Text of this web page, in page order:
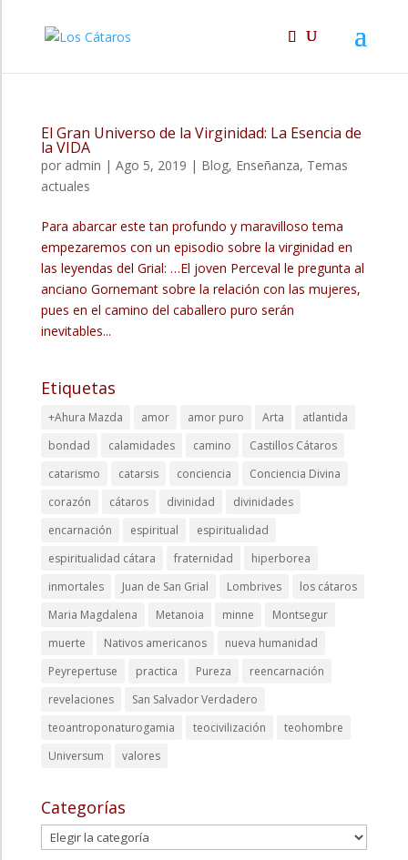
El Gran Universo de la Virginidad: La Esencia de
la VIDA
por admin | Ago 5, 2019 | Blog, Enseñanza, Temas
actuales
Para abarcar este tan profundo y maravilloso tema
empezaremos con un episodio sobre la virginidad en
las leyendas del Grial: …El joven Perceval le pregunta al
anciano Gornemant sobre la relación con las mujeres,
pues en el camino del caballero puro serán
inevitables...
Etiquetas
+Ahura Mazda amor amor puro Arta
atlantida
bondad
calamidades camino
Castillos Cátaros
catarismo
catarsis conciencia
Conciencia Divina
corazón
cátaros divinidad
divinidades
encarnación
espiritual
espiritualidad
espiritualidad cátara
fraternidad
hiperborea
inmortales
Juan de San Grial Lombrives
los cátaros
Maria Magdalena
Metanoia minne
Montsegur
muerte
Nativos americanos
nueva humanidad
Peyrepertuse
practica Pureza
reencarnación
revelaciones
San Salvador Verdadero
teoantroponaturogamia
teocivilización
teohombre
Universum
valores
Categorías
Categorías